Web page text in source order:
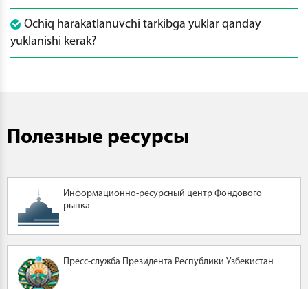
Ochiq harakatlanuvchi tarkibga yuklar qanday
yuklanishi kerak?
Полезные ресурсы
Информационно-ресурсный центр Фондового
рынка
Пресс-служба Президента Республики Узбекистан